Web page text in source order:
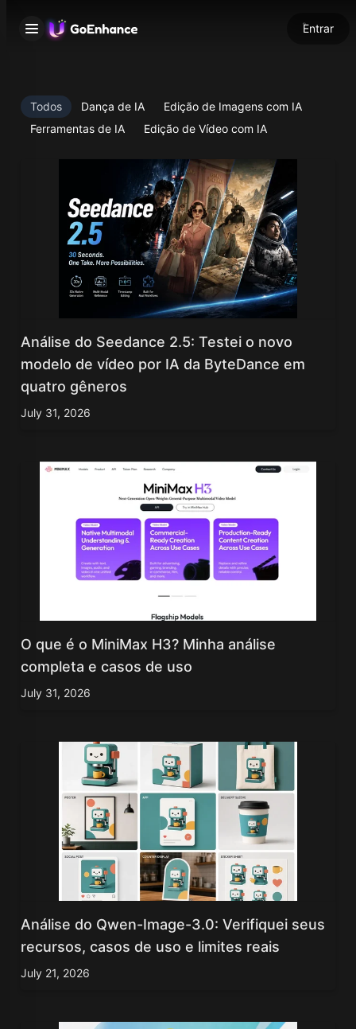
Entrar
Todos Dança de IA
Edição de Imagens com IA
Ferramentas de IA
Edição de Vídeo com IA
Análise do Seedance 2.5: Testei o novo
modelo de vídeo por IA da ByteDance em
quatro gêneros
July 31, 2026
O que é o MiniMax H3? Minha análise
completa e casos de uso
July 31, 2026
Análise do Qwen-Image-3.0: Verifiquei seus
recursos, casos de uso e limites reais
July 21, 2026